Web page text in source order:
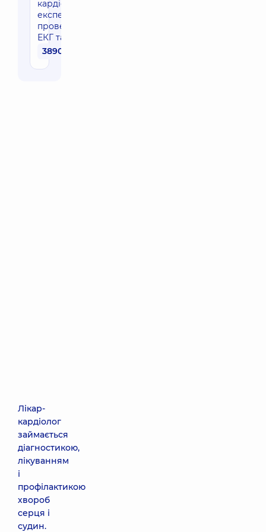
кардіолога
експерта з
проведенням
ЕКГ та ЕХО
3890 грн
Лікар-
кардіолог
займається
діагностикою,
лікуванням
і
профілактикою
хвороб
серця і
судин.